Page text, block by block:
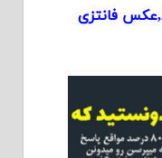
عکس فانتزی عروسکی 2019,عکس فانتزی